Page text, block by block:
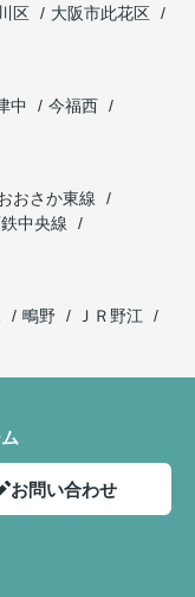
区
大阪市此花区
中
今福西
おさか東線
中央線
鴫野
ＪＲ野江
お問い合わせ